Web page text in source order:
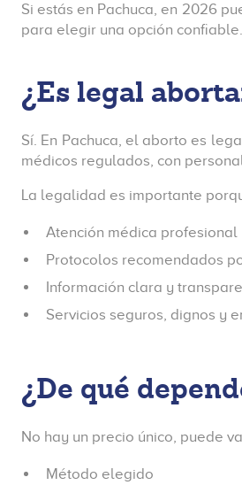
Si estás en Pachuca, en 2026
para elegir una opción confiable.
¿Es legal
Sí. En Pachuca, el aborto es
médicos regulados, con
La legalidad es importante
Atención médica profesional
Protocolos recomendados
Información clara y
Servicios seguros, dignos y
¿De qué
No hay un precio único, puede
Método elegido